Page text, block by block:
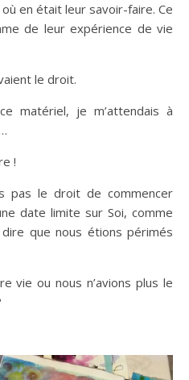
en était leur savoir-faire. Ce
de leur expérience de vie
le droit.
matériel, je m’attendais à
!
pas le droit de commencer
date limite sur Soi, comme
que nous étions périmés
vie ou nous n’avions plus le